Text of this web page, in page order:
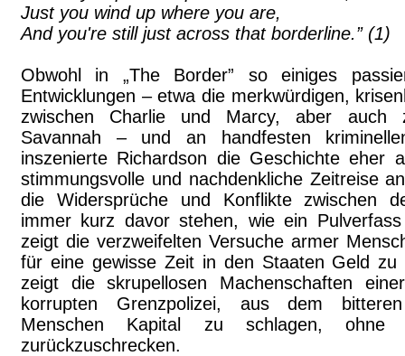
Just you wind up where you are,
And you're still just across that borderline.” (1)
Obwohl in „The Border” so einiges
Entwicklungen – etwa die merkwürdigen,
zwischen Charlie und Marcy, aber auch
Savannah – und an handfesten
inszenierte Richardson die Geschichte eher
stimmungsvolle und nachdenkliche Zeitreise
die Widersprüche und Konflikte zwischen
immer kurz davor stehen, wie ein
zeigt die verzweifelten Versuche armer
für eine gewisse Zeit in den Staaten Geld
zeigt die skrupellosen Machenschaften
korrupten Grenzpolizei, aus dem
Menschen Kapital zu schlagen,
zurückzuschrecken.